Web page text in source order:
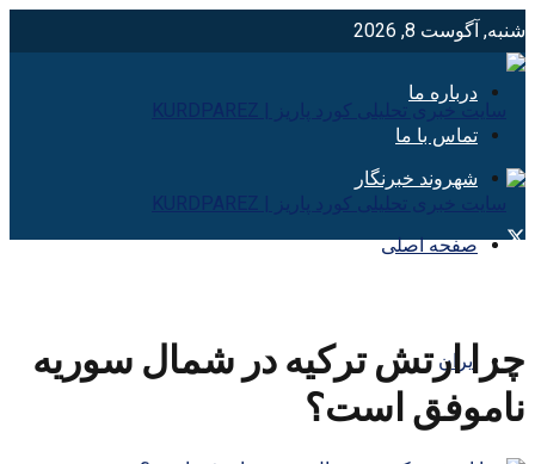
شنبه, آگوست 8, 2026
درباره ما
تماس با ما
شهروند خبرنگار
صفحه اصلی
ایران
چرا ارتش ترکیه در شمال سوریه
ناموفق است؟